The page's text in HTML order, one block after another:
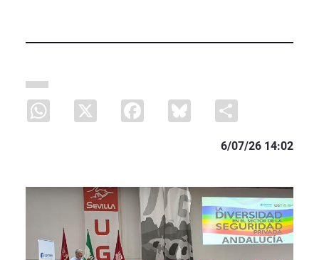
WhatsApp X Facebook Bluesky
6/07/26 14:02